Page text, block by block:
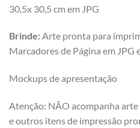
30,5x 30,5 cm em JPG
Brinde:Arte pronta para
Marcadores de Página em JPG
Mockups de apresentação
Atenção: NÃO acompanha arte
e outros itens de impressão